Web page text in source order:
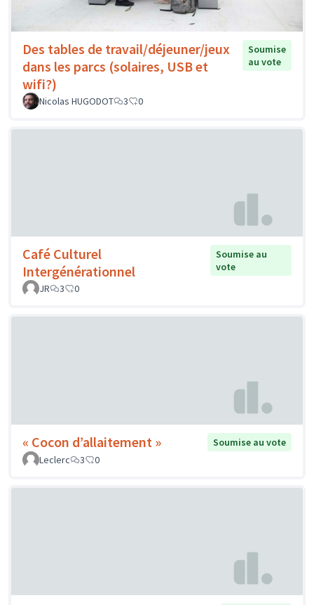
Des tables de travail/déjeuner/jeux
dans les parcs (solaires, USB et
wifi?)
Soumise
au vote
Nicolas HUGODOT 3 0
Café Culturel
Intergénérationnel
Soumise au
vote
JR
3 0
« Cocon d’allaitement »
Soumise au vote
Leclerc
3 0